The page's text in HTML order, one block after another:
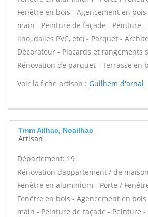
Fenêtre en bois - Agencement en
main - Peinture de façade - Peinture -
lino, dalles PVC, etc) - Parquet -
Décorateur - Placards et rangements
Rénovation de parquet - Terrasse en
Voir la fiche artisan : Guilhem d'arnal
Tmm Ailhac, Noailhac
Artisan
Département: 19
Rénovation dappartement / de
Fenêtre en aluminium - Porte /
Fenêtre en bois - Agencement en
main - Peinture de façade - Peinture -